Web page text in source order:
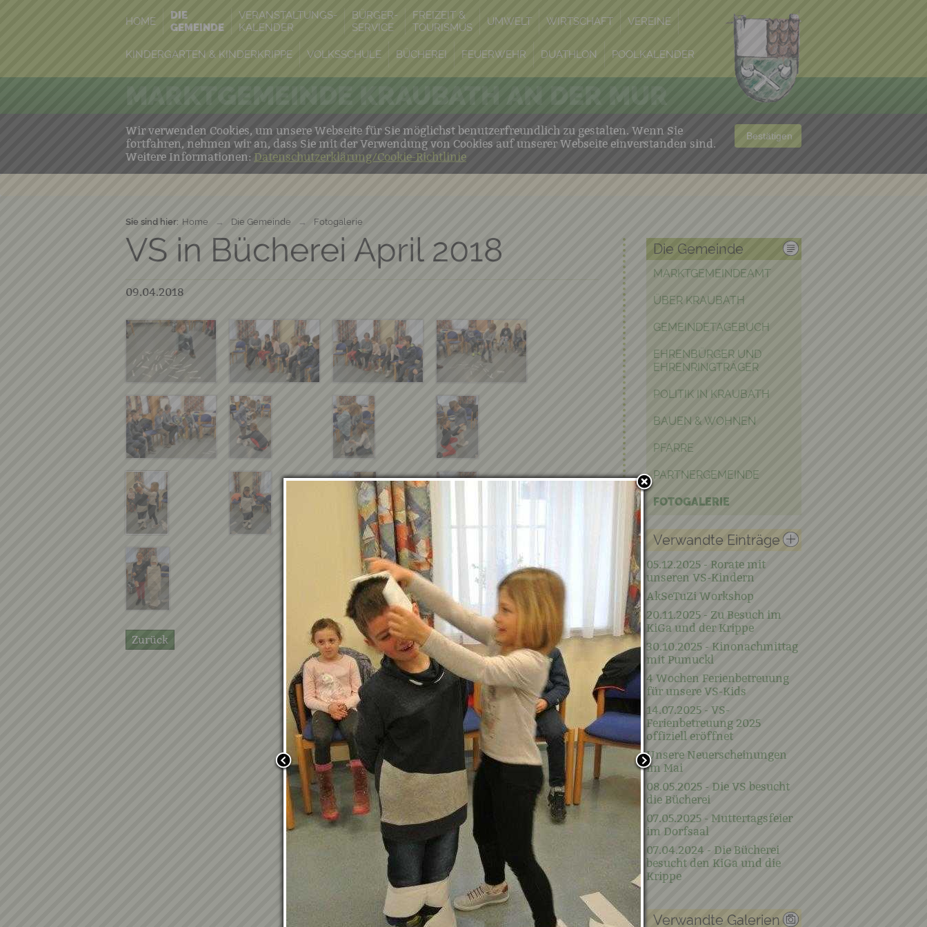
HOME
DIE
GEMEINDE
VERANSTALTUNGS-
KALENDER
BÜRGER-
SERVICE
FREIZEIT &
TOURISMUS
UMWELT WIRTSCHAFT VEREINE
KINDERGARTEN & KINDERKRIPPE VOLKSSCHULE BÜCHEREI FEUERWEHR DUATHLON POOLKALENDER
Wir verwenden Cookies, um unsere Webseite für Sie möglichst benutzerfreundlich zu gestalten. Wenn Sie
fortfahren, nehmen wir an, dass Sie mit der Verwendung von Cookies auf unserer Webseite einverstanden sind.
Weitere Informationen: Datenschutzerklärung/Cookie-Richtlinie
Bestätigen
Sie sind hier: Home → Die Gemeinde → Fotogalerie
VS in Bücherei April 2018
09.04.2018
Zurück
Die Gemeinde
MARKTGEMEINDEAMT
ÜBER KRAUBATH
GEMEINDETAGEBUCH
EHRENBÜRGER UND
EHRENRINGTRÄGER
POLITIK IN KRAUBATH
BAUEN & WOHNEN
PFARRE
PARTNERGEMEINDE
FOTOGALERIE
Verwandte Einträge
05.12.2025 - Rorate mit
unseren VS-Kindern
AkSeTuZi Workshop
20.11.2025 - Zu Besuch im
KiGa und der Krippe
30.10.2025 - Kinonachmittag
mit Pumuckl
4 Wochen Ferienbetreuung
für unsere VS-Kids
14.07.2025 - VS-
Ferienbetreuung 2025
offiziell eröffnet
Unsere Neuerscheinungen
im Mai
08.05.2025 - Die VS besucht
die Bücherei
07.05.2025 - Muttertagsfeier
im Dorfsaal
07.04.2024 - Die Bücherei
besucht den KiGa und die
Krippe
Verwandte Galerien